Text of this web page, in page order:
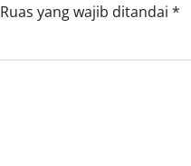
Ruas yang wajib ditandai *